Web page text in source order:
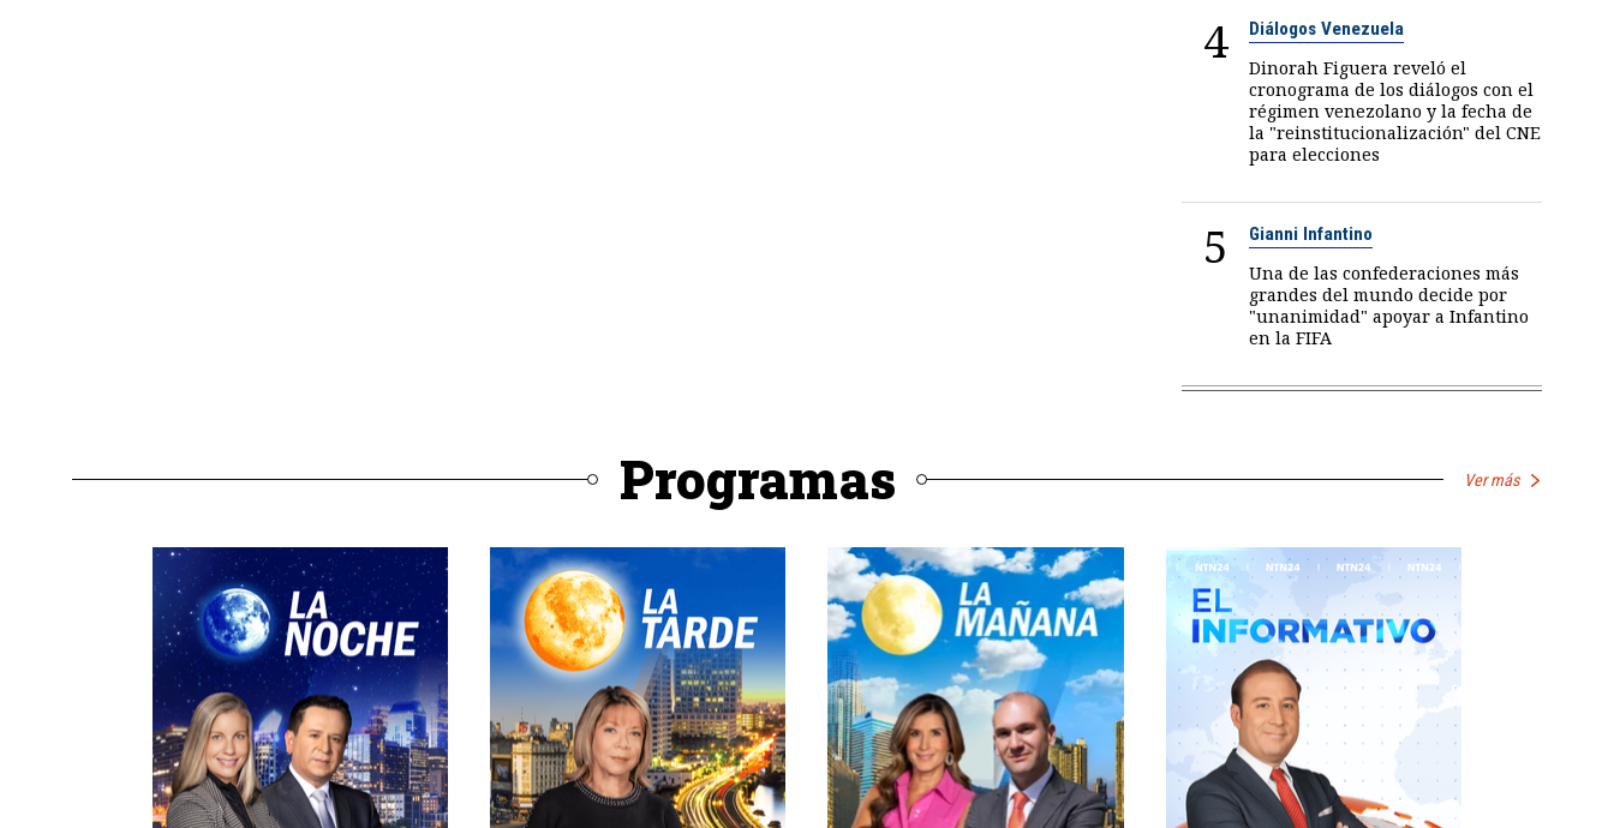
4 Diálogos Venezuela
Dinorah Figuera reveló el
cronograma de los diálogos con el
régimen venezolano y la fecha de
la "reinstitucionalización" del CNE
para elecciones
5 Gianni Infantino
Una de las confederaciones más
grandes del mundo decide por
"unanimidad" apoyar a Infantino
en la FIFA
Programas Ver más